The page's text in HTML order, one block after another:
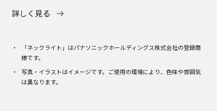
詳しく見る
「ネックライト」はパナソニックホールディングス株式会社の登録商
標です。
写真・イラストはイメージです。ご使用の環境により、色味や雰囲気
は異なります。